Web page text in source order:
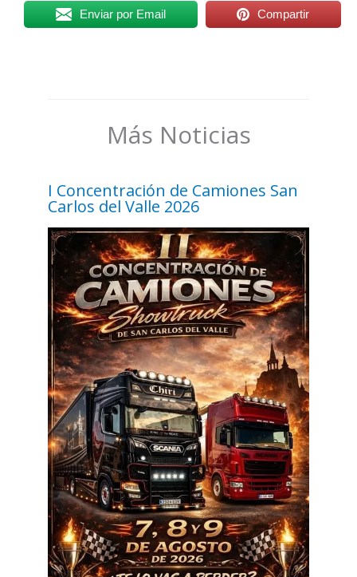
Enviar por Email Compartir
Más Noticias
I Concentración de Camiones San
Carlos del Valle 2026